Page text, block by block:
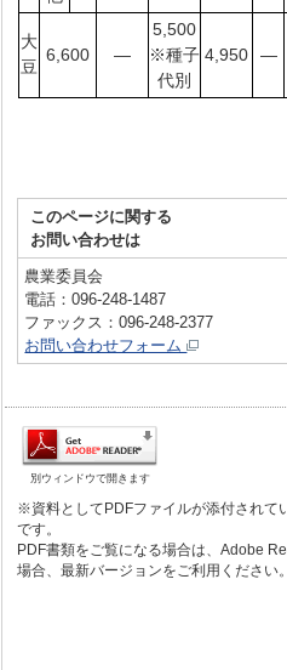
大
豆
6,600 ―
5,500
※種子
代別
4,950 ―
このページに関する
お問い合わせは
農業委員会
電話：096-248-1487
ファックス：096-248-2377
お問い合わせフォーム
別ウィンドウで開きます
※資料としてPDFファイルが添付されて
です。
PDF書類をご覧になる場合は、Adobe
場合、最新バージョンをご利用ください。